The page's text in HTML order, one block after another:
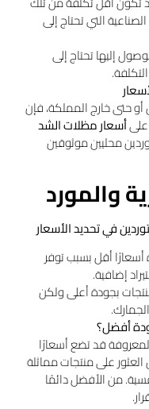
التي تحتاج إلى
إليها تحتاج إلى
أو حتى خارج المملكة، فإن
أسعار مظلات الشد
محليين موثوقين
في تحديد الأسعار
أقل بسبب توفر
إضافية.
بجودة أعلى ولكن
أفضل؟
قد تضع أسعارًا
على منتجات مماثلة
من الأفضل دائمًا